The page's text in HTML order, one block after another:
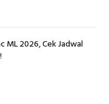
ML 2026, Cek Jadwal